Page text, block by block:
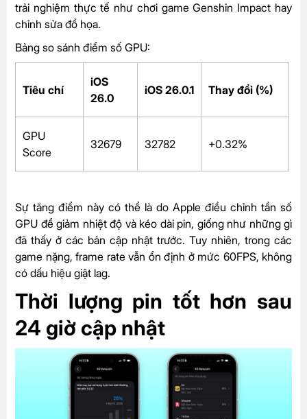
trải nghiệm thực tế như chơi game Genshin Impact hay
chỉnh sửa đồ họa.
Bảng so sánh điểm số GPU:
Tiêu chí
iOS
26.0
iOS 26.0.1 Thay đổi (%)
GPU
Score
32679 32782 +0.32%
Sự tăng điểm này có thể là do Apple điều chỉnh tần số
GPU để giảm nhiệt độ và kéo dài pin, giống như những gì
đã thấy ở các bản cập nhật trước. Tuy nhiên, trong các
game nặng, frame rate vẫn ổn định ở mức 60FPS, không
có dấu hiệu giật lag.
Thời lượng pin tốt hơn sau
24 giờ cập nhật